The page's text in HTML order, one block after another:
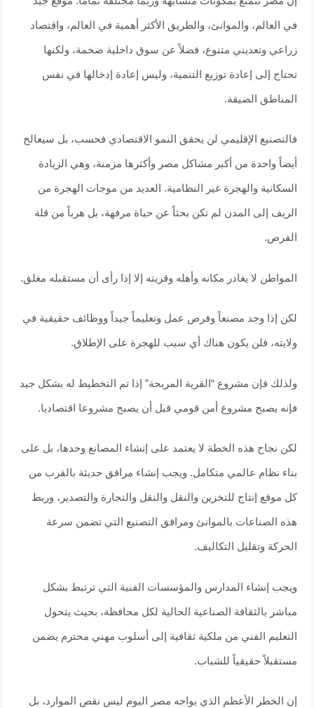
في العالم، والموانئ، والطريق الأكثر أهمية في العالم، واقتصاد
زراعي وتعديني متنوع، فضلاً عن سوق داخلية ضخمة، ولكنها
تحتاج إلى إعادة توزيع التنمية، وليس إعادة إدخالها في نفس
المناطق الضيقة.
فالتصنيع الإقليمي لن يحقق النمو الاقتصادي فحسب، بل سيعالج
أيضاً واحدة من أكبر مشاكل مصر وأكثرها مزمنة، وهي الزيادة
السكانية والهجرة غير النظامية. العديد من موجات الهجرة من
الريف إلى المدن لم تكن بحثاً عن حياة مرفهة، بل هرباً من قلة
الفرص.
المواطن لا يغادر مكانه وأهله وقريته إلا إذا رأى أن مستقبله مغلق.
لكن إذا وجد مصنعاً وفرص عمل وتعليماً جيداً ووظائف حقيقية في
ولايته، فلن يكون هناك أي سبب للهجرة على الإطلاق.
ولذلك فإن مشروع “القرية المربحة” إذا تم التخطيط له بشكل جيد
فإنه يصبح مشروع أمن قومي قبل أن يصبح مشروعا اقتصاديا.
لكن نجاح هذه الخطة لا يعتمد على إنشاء المصانع وحدها، بل على
بناء نظام عالمي متكامل. ويجب إنشاء مرافق حديثة بالقرب من
كل موقع إنتاج للتخزين والنقل والنقل والتجارة والتصدير، وربط
هذه الصناعات بالموانئ ومرافق التصنيع التي تضمن سرعة
الحركة وتقليل التكاليف.
ويجب إنشاء المدارس والمؤسسات الفنية التي ترتبط بشكل
مباشر بالثقافة الصناعية الحالية لكل محافظة، بحيث يتحول
التعليم الفني من ملكية ثقافية إلى أسلوب مهني محترم يضمن
مستقبلاً حقيقياً للشباب.
إن الخطر الأعظم الذي يواجه مصر اليوم ليس نقص الموارد، بل